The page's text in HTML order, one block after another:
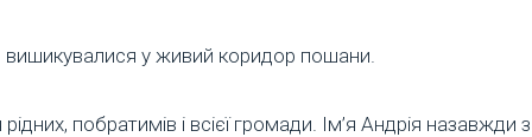
у живий коридор пошани.
побратимів і всієї громади. Ім’я Андрія